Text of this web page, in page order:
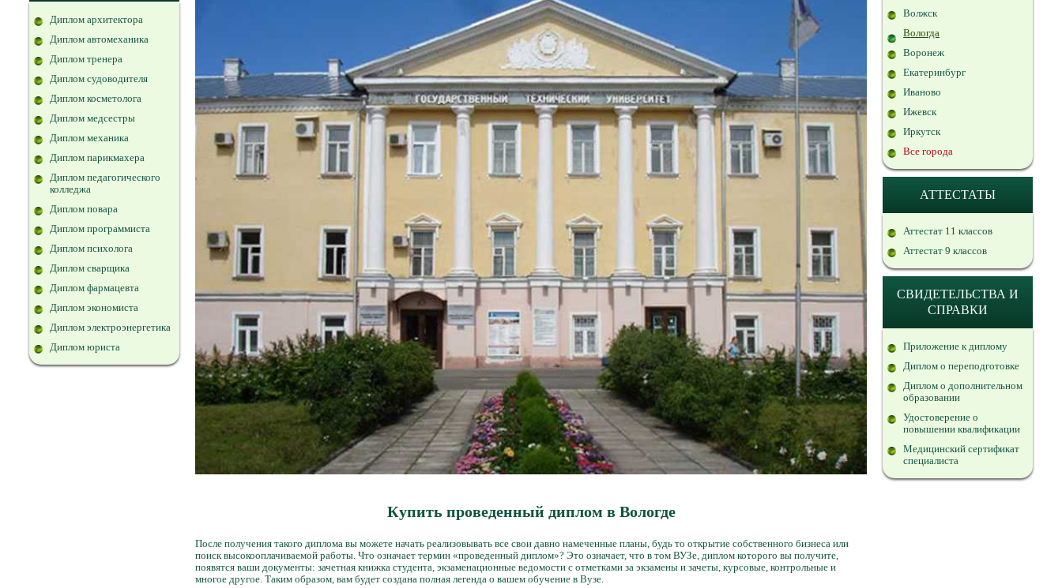
Диплом архитектора
Диплом автомеханика
Диплом тренера
Диплом судоводителя
Диплом косметолога
Диплом медсестры
Диплом механика
Диплом парикмахера
Диплом педагогического
колледжа
Диплом повара
Диплом программиста
Диплом психолога
Диплом сварщика
Диплом фармацевта
Диплом экономиста
Диплом электроэнергетика
Диплом юриста
Купить проведенный диплом в Вологде
После получения такого диплома вы можете начать реализовывать все свои давно намеченные планы, будь то открытие собственного бизнеса или
поиск высокооплачиваемой работы. Что означает термин «проведенный диплом»? Это означает, что в том ВУЗе, диплом которого вы получите,
появятся ваши документы: зачетная книжка студента, экзаменационные ведомости с отметками за экзамены и зачеты, курсовые, контрольные и
многое другое. Таким образом, вам будет создана полная легенда о вашем обучение в Вузе.
Волжск
Вологда
Воронеж
Екатеринбург
Иваново
Ижевск
Иркутск
Все города
АТТЕСТАТЫ
Аттестат 11 классов
Аттестат 9 классов
СВИДЕТЕЛЬСТВА И
СПРАВКИ
Приложение к диплому
Диплом о переподготовке
Диплом о дополнительном
образовании
Удостоверение о
повышении квалификации
Медицинский сертификат
специалиста